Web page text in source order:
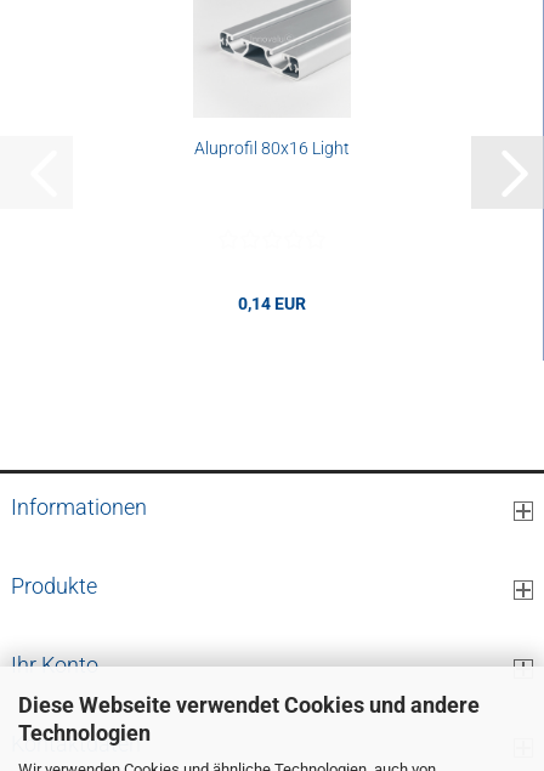
Diese Webseite verwendet Cookies und andere
Technologien
Aluprofil 80x16 Light
0,14 EUR
Informationen
Produkte
Ihr Konto
Kontaktdaten